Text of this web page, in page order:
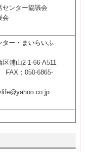
ンター協議会
会
ター・まいらいふ
区浦山2-1-66-A511
FAX ： 050-6865-